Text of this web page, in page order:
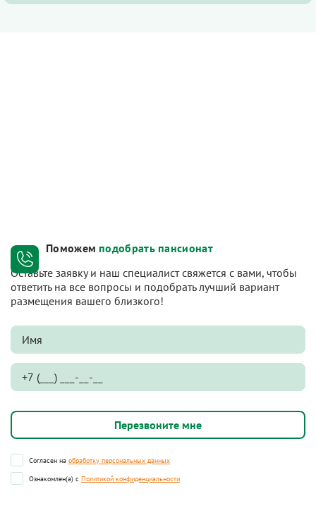
Поможем подобрать пансионат
Оставьте заявку и наш специалист свяжется с вами, чтобы
ответить на все вопросы и подобрать лучший вариант
размещения вашего близкого!
Согласен на обработку персональных данных
Ознакомлен(а) с Политикой конфиденциальности